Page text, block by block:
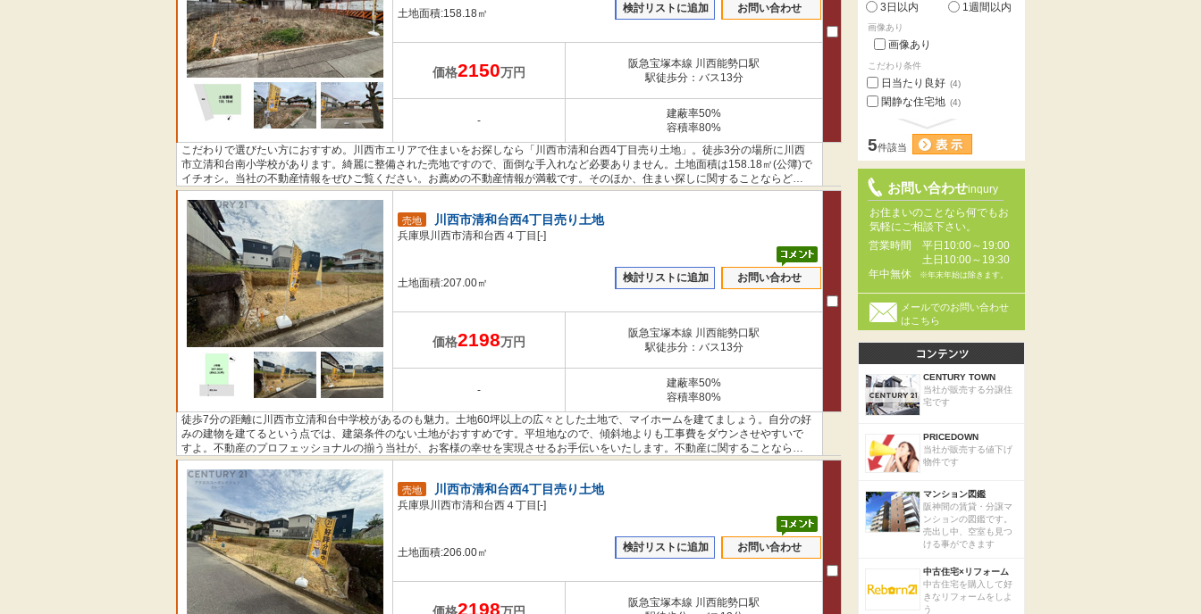
土地面積:158.18㎡ 検討リストに追加 お問い合わせ
価格2150万円
阪急宝塚本線 川西能勢口駅
駅徒歩分：バス13分
-
建蔽率50%
容積率80%
こだわりで選びたい方におすすめ。川西市エリアで住まいをお探しなら「川西市清和台西4丁目売り土地」。徒歩3分の場所に川西
市立清和台南小学校があります。綺麗に整備された売地ですので、面倒な手入れなど必要ありません。土地面積は158.18㎡(公簿)で
イチオシ。当社の不動産情報をぜひご覧ください。お薦めの不動産情報が満載です。そのほか、住まい探しに関することならどの
ようなことでもお気軽にお問い合わせください。
売地 川西市清和台西4丁目売り土地
兵庫県川西市清和台西４丁目[-]
土地面積:207.00㎡ 検討リストに追加 お問い合わせ
価格2198万円
阪急宝塚本線 川西能勢口駅
駅徒歩分：バス13分
-
建蔽率50%
容積率80%
徒歩7分の距離に川西市立清和台中学校があるのも魅力。土地60坪以上の広々とした土地で、マイホームを建てましょう。自分の好
みの建物を建てるという点では、建築条件のない土地がおすすめです。平坦地なので、傾斜地よりも工事費をダウンさせやすいで
すよ。不動産のプロフェッショナルの揃う当社が、お客様の幸せを実現させるお手伝いをいたします。不動産に関することなら、
どのような事でも当社にお問い合わせください。
売地 川西市清和台西4丁目売り土地
兵庫県川西市清和台西４丁目[-]
土地面積:206.00㎡ 検討リストに追加 お問い合わせ
2198
阪急宝塚本線 川西能勢口駅
3日以内
1週間以内
画像あり
画像あり
こだわり条件
日当たり良好 (4)
閑静な住宅地 (4)
5件該当
お問い合わせinqury
お住まいのことなら何でもお
気軽にご相談下さい。
営業時間
平日10:00～19:00
土日10:00～19:30
年中無休
※年末年始は除きます。
メールでのお問い合わせ
はこちら
CENTURY TOWN
当社が販売する分譲住
宅です
PRICEDOWN
当社が販売する値下げ
物件です
マンション図鑑
阪神間の賃貸・分譲マ
ンションの図鑑です。
売出し中、空室も見つ
ける事ができます
中古住宅×リフォーム
中古住宅を購入して好
きなリフォームをしよ
う